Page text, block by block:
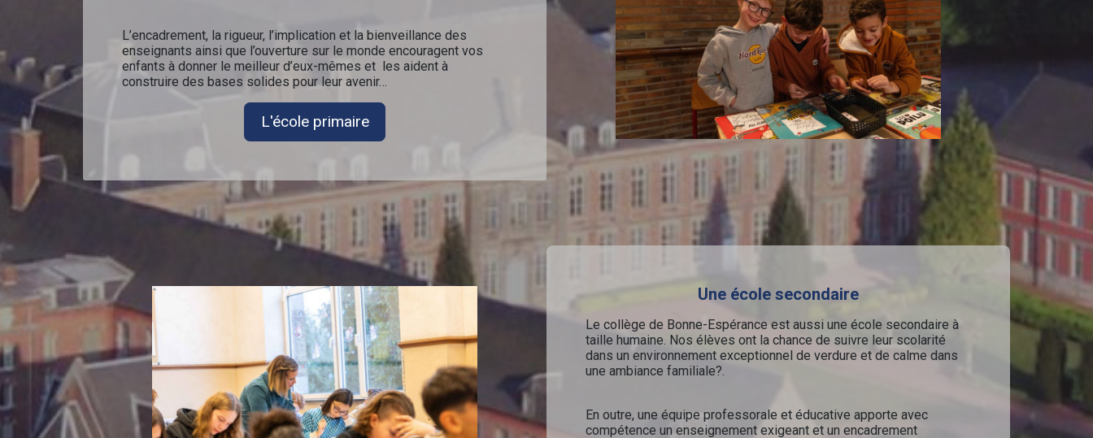
L’encadrement, la rigueur, l’implication et la bienveillance des
enseignants ainsi que l’ouverture sur le monde encouragent vos
enfants à donner le meilleur d’eux-mêmes et les aident à
construire des bases solides pour leur avenir…
L'école primaire
Une école secondaire
Le collège de Bonne-Espérance est aussi une école secondaire à
taille humaine. Nos élèves ont la chance de suivre leur scolarité
dans un environnement exceptionnel de verdure et de calme dans
une ambiance familiale?.
En outre, une équipe professorale et éducative apporte avec
compétence un enseignement exigeant et un encadrement